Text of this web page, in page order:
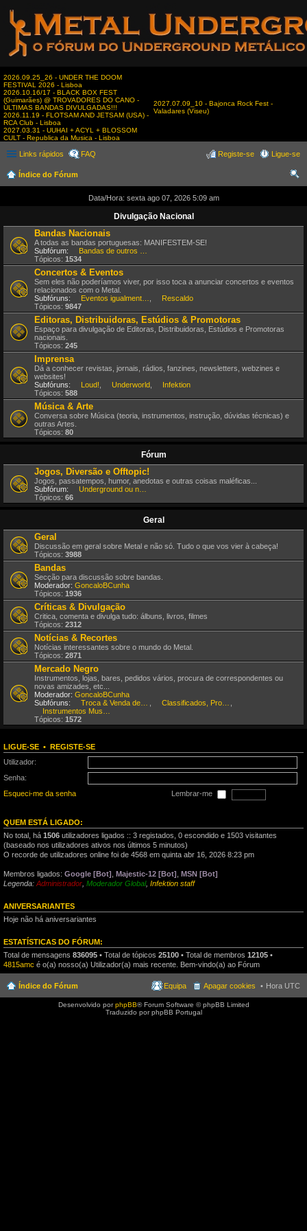
2026.09.25_26 - UNDER THE DOOM
FESTIVAL 2026 - Lisboa
2026.10.16/17 - BLACK BOX FEST
(Guimarães) @ TROVADORES DO CANO -
ÚLTIMAS BANDAS DIVULGADAS!!!
2026.11.19 - FLOTSAM AND JETSAM (USA) -
RCA Club - Lisboa
2027.03.31 - UUHAI + ACYL + BLOSSOM
CULT - Republica da Musica - Lisboa
2027.07.09_10 - Bajonca Rock Fest -
Valadares (Viseu)
Links rápidos FAQ Ligue-se
Registe-se
Índice do Fórum
Data/Hora: sexta ago 07, 2026 5:09 am
Divulgação Nacional
Bandas Nacionais
A todas as bandas portuguesas: MANIFESTEM-SE!
Subfórum:
Tópicos: 1534
Concertos & Eventos
Sem eles não poderíamos viver, por isso toca a anunciar concertos e eventos
relacionados com o Metal.
Subfóruns:
Rescaldo
Tópicos: 9847
Editoras, Distribuidoras, Estúdios & Promotoras
Espaço para divulgação de Editoras, Distribuidoras, Estúdios e Promotoras
nacionais.
Tópicos: 245
Imprensa
Dá a conhecer revistas, jornais, rádios, fanzines, newsletters, webzines e
websites!
Subfóruns:
Loud! Underworld
Infektion
Tópicos: 588
Música & Arte
Conversa sobre Música (teoria, instrumentos, instrução, dúvidas técnicas) e
outras Artes.
Tópicos: 80
Fórum
Jogos, Diversão e Offtopic!
Jogos, passatempos, humor, anedotas e outras coisas maléficas...
Subfórum:
Tópicos: 66
Geral
Geral
Discussão em geral sobre Metal e não só. Tudo o que vos vier à cabeça!
Tópicos: 3988
Bandas
Secção para discussão sobre bandas.
Moderador: GoncaloBCunha
Tópicos: 1936
Críticas & Divulgação
Critica, comenta e divulga tudo: álbuns, livros, filmes
Tópicos: 2312
Notícias & Recortes
Notícias interessantes sobre o mundo do Metal.
Tópicos: 2871
Mercado Negro
Instrumentos, lojas, bares, pedidos vários, procura de correspondentes ou
novas amizades, etc...
Moderador: GoncaloBCunha
Subfóruns:
Tópicos: 1572
LIGUE-SE • REGISTE-SE
Utilizador:
Senha:
Esqueci-me da senha
Lembrar-me
QUEM ESTÁ LIGADO:
No total, há 1506 utilizadores ligados :: 3 registados, 0 escondido e 1503 visitantes
(baseado nos utilizadores ativos nos últimos 5 minutos)
O recorde de utilizadores online foi de 4568 em quinta abr 16, 2026 8:23 pm
Membros ligados: Google [Bot] Majestic-12 [Bot] MSN [Bot]
Legenda: Administrador Moderador Global, Infektion staff
ANIVERSARIANTES
Hoje não há aniversariantes
ESTATÍSTICAS DO FÓRUM:
Total de mensagens 836095 • Total de tópicos 25100 • Total de membros 12105 •
4815amc é o(a) nosso(a) Utilizador(a) mais recente. Bem-vindo(a) ao Fórum
Índice do Fórum Hora UTC
Apagar cookies
Equipa
Desenvolvido porphpBB® Forum Software © phpBB Limited
Traduzido por phpBB Portugal